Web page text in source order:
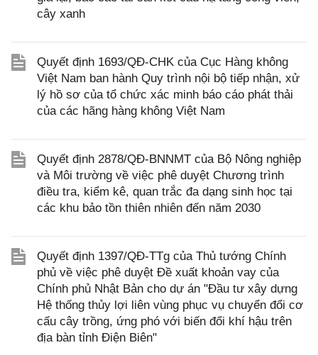
cây xanh
Quyết định 1693/QĐ-CHK của Cục Hàng không
Việt Nam ban hành Quy trình nội bộ tiếp nhận, xử
lý hồ sơ của tổ chức xác minh báo cáo phát thải
của các hãng hàng không Việt Nam
Quyết định 2878/QĐ-BNNMT của Bộ Nông nghiệp
và Môi trường về việc phê duyệt Chương trình
điều tra, kiểm kê, quan trắc đa dạng sinh học tại
các khu bảo tồn thiên nhiên đến năm 2030
Quyết định 1397/QĐ-TTg của Thủ tướng Chính
phủ về việc phê duyệt Đề xuất khoản vay của
Chính phủ Nhật Bản cho dự án "Đầu tư xây dựng
Hệ thống thủy lợi liên vùng phục vụ chuyển đổi cơ
cấu cây trồng, ứng phó với biến đổi khí hậu trên
địa bàn tỉnh Điện Biên"